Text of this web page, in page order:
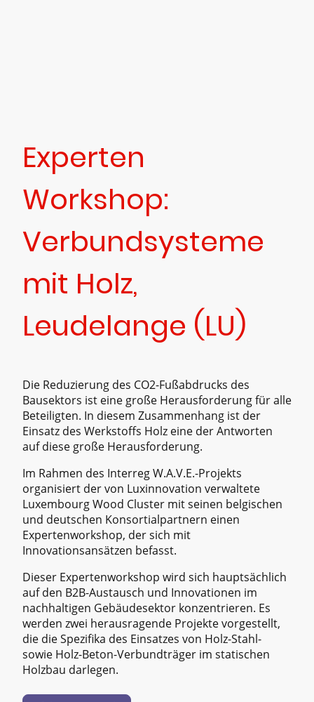
Experten
Workshop:
Verbundsysteme
mit Holz,
Leudelange (LU)
Die Reduzierung des CO2-Fußabdrucks des
Bausektors ist eine große Herausforderung für alle
Beteiligten. In diesem Zusammenhang ist der
Einsatz des Werkstoffs Holz eine der Antworten
auf diese große Herausforderung.
Im Rahmen des Interreg W.A.V.E.-Projekts
organisiert der von Luxinnovation verwaltete
Luxembourg Wood Cluster mit seinen belgischen
und deutschen Konsortialpartnern einen
Expertenworkshop, der sich mit
Innovationsansätzen befasst.
Dieser Expertenworkshop wird sich hauptsächlich
auf den B2B-Austausch und Innovationen im
nachhaltigen Gebäudesektor konzentrieren. Es
werden zwei herausragende Projekte vorgestellt,
die die Spezifika des Einsatzes von Holz-Stahl-
sowie Holz-Beton-Verbundträger im statischen
Holzbau darlegen.